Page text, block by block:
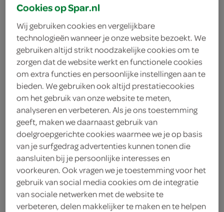
Benediktiner witbier
Benediktiner
< 25 jaar? Laat je
legitimatie zien
< 18 jaar verkopen wij
geen alcohol
informatie
2.
85
500 Milliliter
Cookies op Spar.nl
Wij gebruiken cookies en vergelijkbare
technologieën wanneer je onze website bezoekt. We
gebruiken altijd strikt noodzakelijke cookies om te
zorgen dat de website werkt en functionele cookies
om extra functies en persoonlijke instellingen aan te
bieden. We gebruiken ook altijd prestatiecookies
om het gebruik van onze website te meten,
analyseren en verbeteren. Als je ons toestemming
geeft, maken we daarnaast gebruik van
doelgroepgerichte cookies waarmee we je op basis
van je surfgedrag advertenties kunnen tonen die
aansluiten bij je persoonlijke interesses en
voorkeuren. Ook vragen we je toestemming voor het
gebruik van social media cookies om de integratie
van sociale netwerken met de website te
verbeteren, delen makkelijker te maken en te helpen